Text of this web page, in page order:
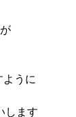
ように
します